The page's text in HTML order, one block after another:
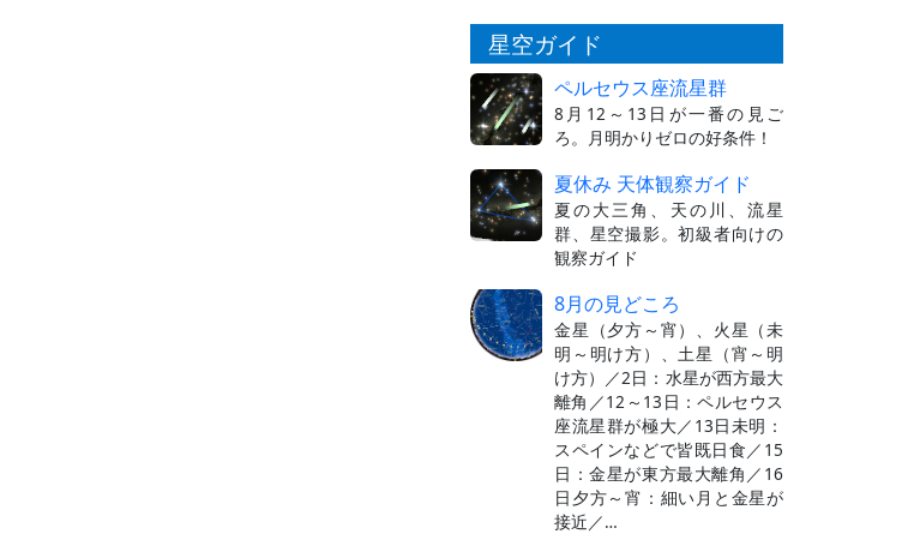
星空ガイド
ペルセウス座流星群
8月12～13日が一番の見ご
ろ。月明かりゼロの好条件！
夏休み 天体観察ガイド
夏の大三角、天の川、流星
群、星空撮影。初級者向けの
観察ガイド
8月の見どころ
金星（夕方～宵）、火星（未
明～明け方）、土星（宵～明
け方）／2日：水星が西方最大
離角／12～13日：ペルセウス
座流星群が極大／13日未明：
スペインなどで皆既日食／15
日：金星が東方最大離角／16
日夕方～宵：細い月と金星が
接近／…